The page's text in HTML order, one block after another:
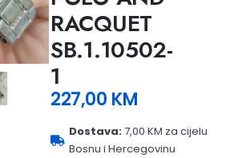
RACQUET
SB.1.10502-
1
227,00 KM
Dostava:7,00 KM za cijelu
Bosnu i Hercegovinu